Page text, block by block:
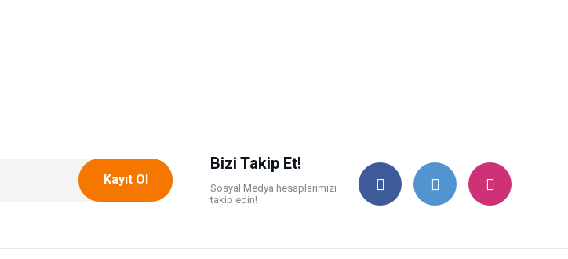
Kayıt Ol
Bizi Takip Et!
Sosyal Medya hesaplarımızı
takip edin!